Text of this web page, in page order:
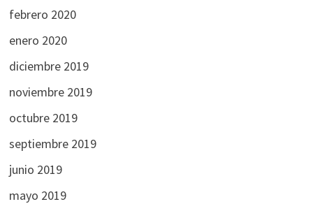
febrero 2020
enero 2020
diciembre 2019
noviembre 2019
octubre 2019
septiembre 2019
junio 2019
mayo 2019